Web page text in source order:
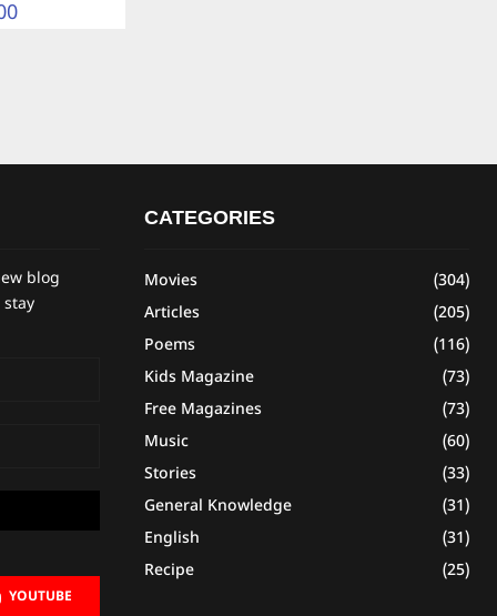
blog
stay
YOUTUBE
CATEGORIES
Movies
(304)
Articles
(205)
Poems
(116)
Kids Magazine
(73)
Free Magazines
(73)
Music
(60)
Stories
(33)
General Knowledge
(31)
English
(31)
Recipe
(25)